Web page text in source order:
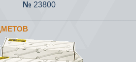
№ 23800